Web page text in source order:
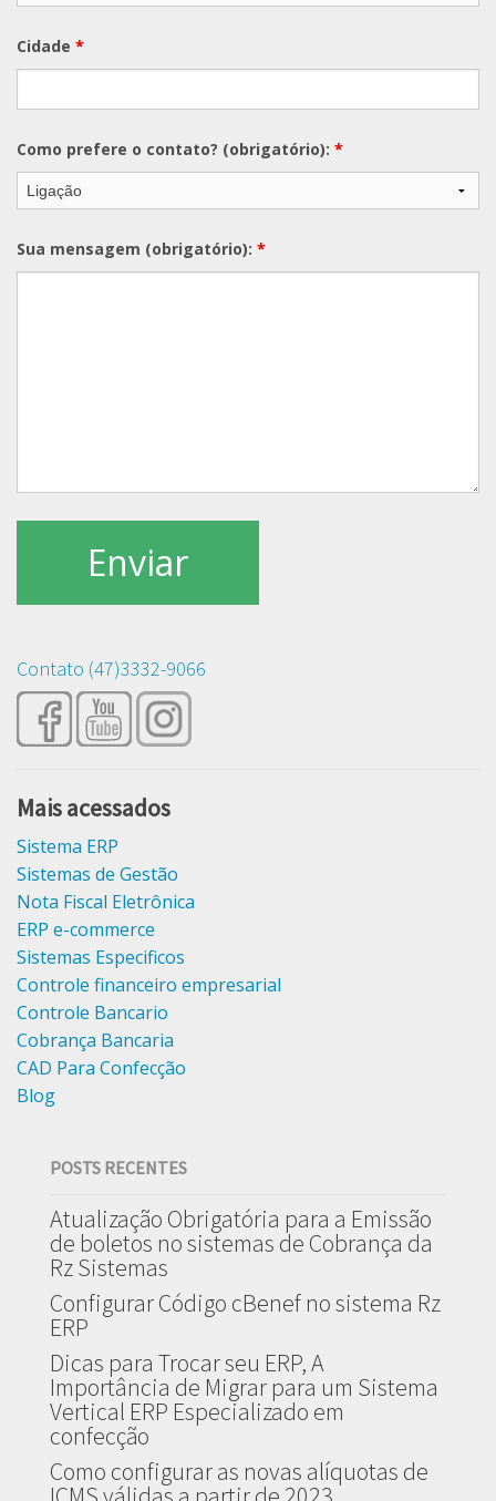
Cidade *
Como prefere o contato? (obrigatório): *
Sua mensagem (obrigatório): *
Contato (47)3332-9066
Mais acessados
Sistema ERP
Sistemas de Gestão
Nota Fiscal Eletrônica
ERP e-commerce
Sistemas Especificos
Controle financeiro empresarial
Controle Bancario
Cobrança Bancaria
CAD Para Confecção
Blog
POSTS RECENTES
Atualização Obrigatória para a Emissão
de boletos no sistemas de Cobrança da
Rz Sistemas
Configurar Código cBenef no sistema Rz
ERP
Dicas para Trocar seu ERP, A
Importância de Migrar para um Sistema
Vertical ERP Especializado em
confecção
Como configurar as novas alíquotas de